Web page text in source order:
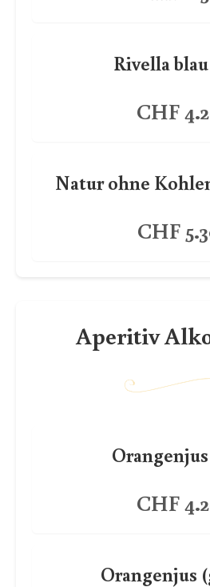
Rivella
CHF
Natur ohne
CHF
Aperitiv
CHF
Orangenjus